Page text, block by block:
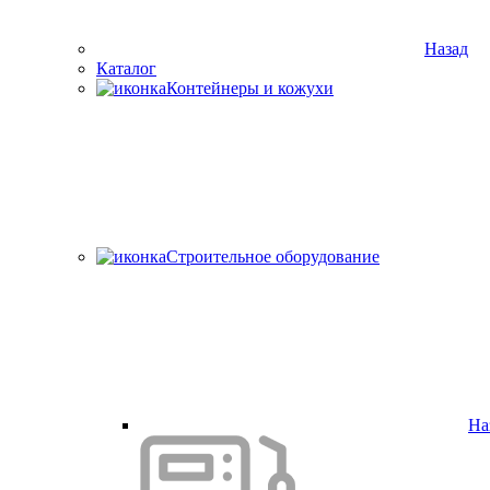
Назад
Каталог
Контейнеры и кожухи
Строительное оборудование